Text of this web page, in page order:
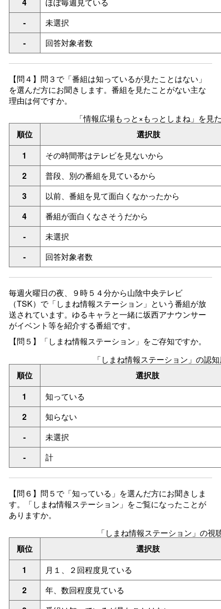
-
未選択
-
回答対象者数
【問４】問３で「番組は知っているが見たことはない」
を選んだ方にお聞きします。番組を見たことがない主な
理由は何ですか。
「情報広場もっと×もっとしまね」を見
順位
選択肢
1
その時間帯はテレビを見ないから
2
普段、別の番組を見ているから
3
以前、番組を見て面白くなかったから
4
番組が面白くなさそうだから
-
未選択
-
回答対象者数
毎週火曜日の夜、９時５４分から山陰中央テレビ
（TSK）で「しまね情報ステーション」という番組が放
送されています。ゆるキャラと一緒に坂西アナウンサー
がイベント等を紹介する番組です。
【問５】「しまね情報ステーション」をご存知ですか。
「しまね情報ステーション」の認
順位
選択肢
1
知っている
2
知らない
-
未選択
-
計
【問６】問５で「知っている」を選んだ方にお聞きしま
す。「しまね情報ステーション」をご覧になったことが
ありますか。
「しまね情報ステーション」の視
順位
選択肢
1
月１、２回程度見ている
2
年、数回程度見ている